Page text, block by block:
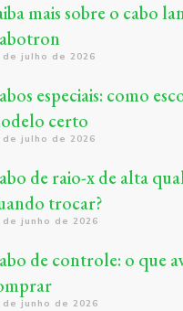
mais sobre o cabo
de julho de 2026
especiais: como
certo
de julho de 2026
de raio-x de alta
trocar?
de junho de 2026
de controle: o que
de junho de 2026